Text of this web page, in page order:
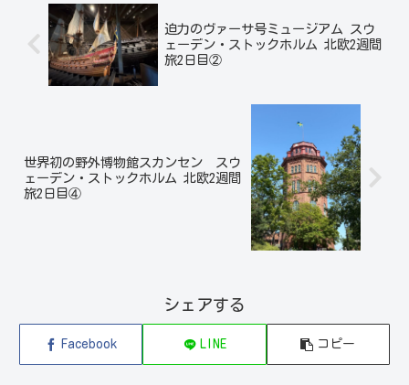
迫力のヴァーサ号ミュージアム スウ
ェーデン・ストックホルム 北欧2週間
旅2日目②
世界初の野外博物館スカンセン スウ
ェーデン・ストックホルム 北欧2週間
旅2日目④
シェアする
Facebook LINE コピー